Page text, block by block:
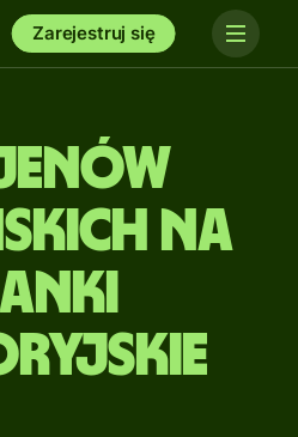
Zarejestruj się
na